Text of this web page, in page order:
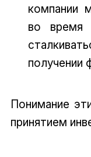
компании
во время
получении
Понимание
принятием